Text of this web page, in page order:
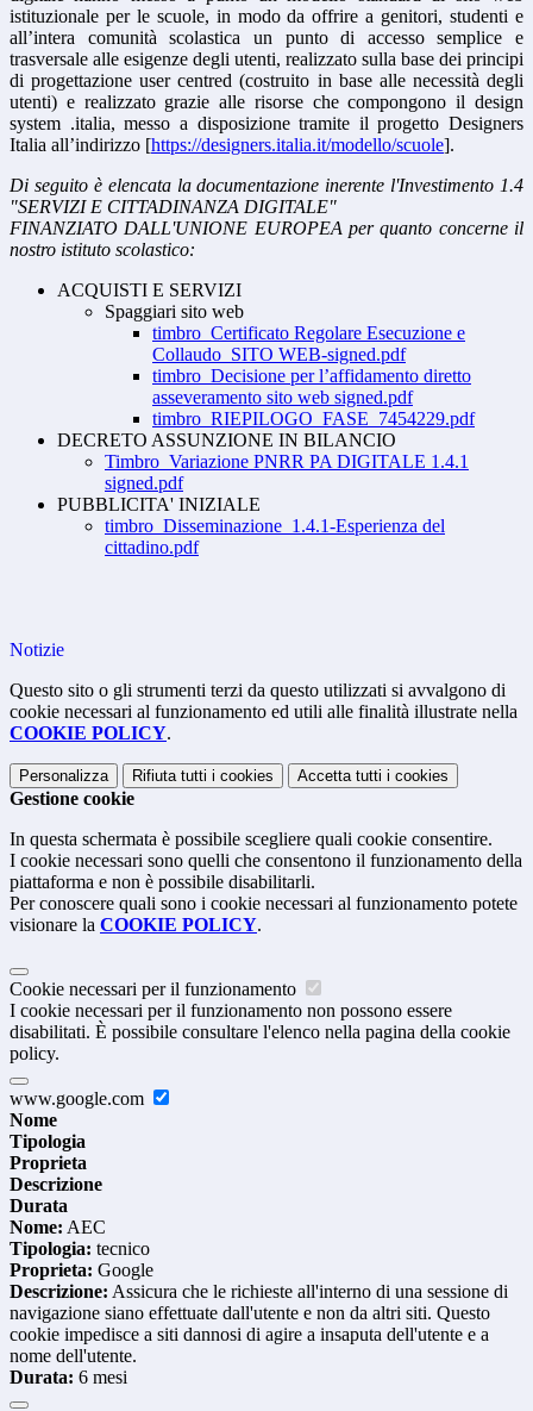
istituzionale per le scuole, in modo da offrire a genitori, studenti e
all’intera comunità scolastica un punto di accesso semplice e
trasversale alle esigenze degli utenti, realizzato sulla base dei principi
di progettazione user centred (costruito in base alle necessità degli
utenti) e realizzato grazie alle risorse che compongono il design
system .italia, messo a disposizione tramite il progetto Designers
Italia all’indirizzo [https://designers.italia.it/modello/scuole].
Di seguito è elencata la documentazione inerente l'Investimento 1.4
"SERVIZI E CITTADINANZA DIGITALE"
FINANZIATO DALL'UNIONE EUROPEA per quanto concerne il
nostro istituto scolastico:
ACQUISTI E SERVIZI
Spaggiari sito web
timbro_Certificato Regolare Esecuzione e
Collaudo_SITO WEB-signed.pdf
timbro_Decisione per l’affidamento diretto
asseveramento sito web signed.pdf
timbro_RIEPILOGO_FASE_7454229.pdf
DECRETO ASSUNZIONE IN BILANCIO
Timbro_Variazione PNRR PA DIGITALE 1.4.1
signed.pdf
PUBBLICITA' INIZIALE
timbro_Disseminazione_1.4.1-Esperienza del
cittadino.pdf
Notizie
Questo sito o gli strumenti terzi da questo utilizzati si avvalgono di
cookie necessari al funzionamento ed utili alle finalità illustrate nella
COOKIE POLICY.
Personalizza Rifiuta tutti i cookies Accetta tutti i cookies
Gestione cookie
In questa schermata è possibile scegliere quali cookie consentire.
I cookie necessari sono quelli che consentono il funzionamento della
piattaforma e non è possibile disabilitarli.
Per conoscere quali sono i cookie necessari al funzionamento potete
visionare la COOKIE POLICY.
Cookie necessari per il funzionamento
I cookie necessari per il funzionamento non possono essere
disabilitati. È possibile consultare l'elenco nella pagina della cookie
policy.
www.google.com
Nome
Tipologia
Proprieta
Descrizione
Durata
Nome: AEC
Tipologia: tecnico
Proprieta: Google
Descrizione: Assicura che le richieste all'interno di una sessione di
navigazione siano effettuate dall'utente e non da altri siti. Questo
cookie impedisce a siti dannosi di agire a insaputa dell'utente e a
nome dell'utente.
Durata: 6 mesi